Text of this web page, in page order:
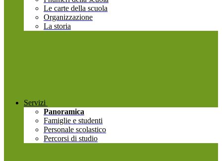
Le carte della scuola
Organizzazione
La storia
Servizi
Panoramica
Famiglie e studenti
Personale scolastico
Percorsi di studio